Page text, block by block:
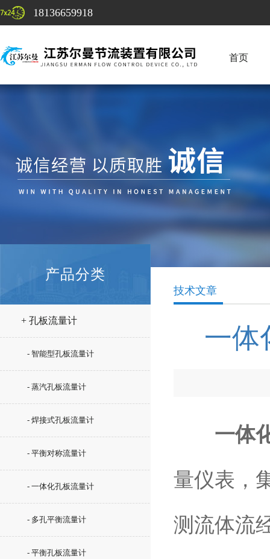
18136659918
首页
产品分类
+ 孔板流量计
- 智能型孔板流量计
- 蒸汽孔板流量计
- 焊接式孔板流量计
- 平衡对称流量计
- 一体化孔板流量计
- 多孔平衡流量计
- 平衡孔板流量计
技术文章
一体
一体
量仪表，
测流体流